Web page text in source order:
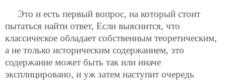
Это и есть первый вопрос, на который стоит
пытаться найти ответ, Если выяснится, что
классическое обладает собственным теоретическим,
а не только историческим содержанием, это
содержание может быть так или иначе
эксплицировано, и уж затем наступит очередь